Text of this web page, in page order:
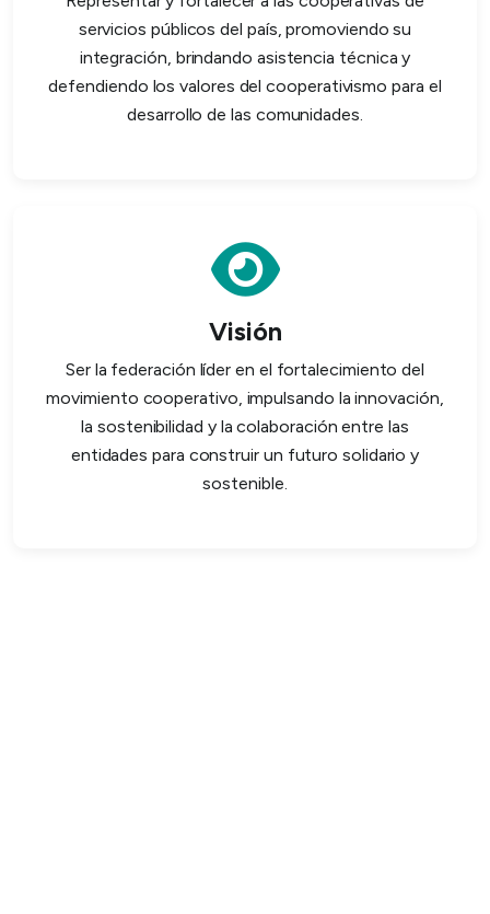
servicios públicos del país, promoviendo su
integración, brindando asistencia técnica y
defendiendo los valores del cooperativismo para el
desarrollo de las comunidades.
Visión
Ser la federación líder en el fortalecimiento del
movimiento cooperativo, impulsando la innovación,
la sostenibilidad y la colaboración entre las
entidades para construir un futuro solidario y
sostenible.